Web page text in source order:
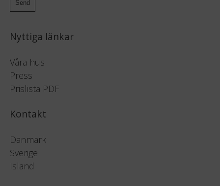
Nyttiga länkar
Våra hus
Press
Prislista PDF
Kontakt
Danmark
Sverige
Island